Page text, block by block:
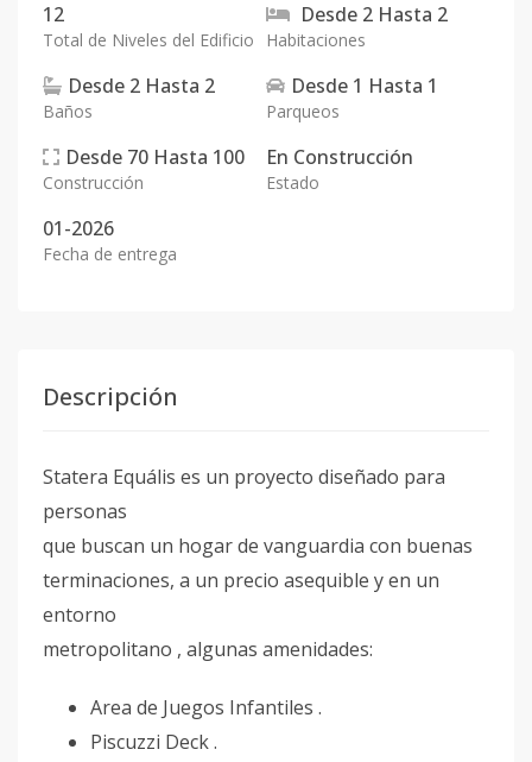
12
Total de Niveles del Edificio
Desde 2 Hasta 2
Habitaciones
Desde 2 Hasta 2
Baños
Desde 1 Hasta 1
Parqueos
Desde 70 Hasta 100
Construcción
En Construcción
Estado
01-2026
Fecha de entrega
Descripción
Statera Equális es un proyecto diseñado para
personas
que buscan un hogar de vanguardia con buenas
terminaciones, a un precio asequible y en un
entorno
metropolitano , algunas amenidades:
Area de Juegos Infantiles .
Piscuzzi Deck .